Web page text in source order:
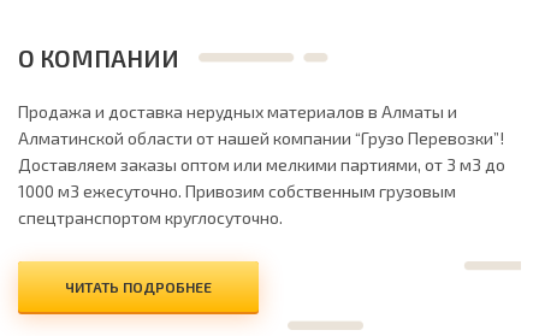
О КОМПАНИИ
Продажа и доставка нерудных материалов в Алматы и
Алматинской области от нашей компании “Грузо Перевозки”!
Доставляем заказы оптом или мелкими партиями, от 3 м3 до
1000 м3 ежесуточно. Привозим собственным грузовым
спецтранспортом круглосуточно.
ЧИТАТЬ ПОДРОБНЕЕ